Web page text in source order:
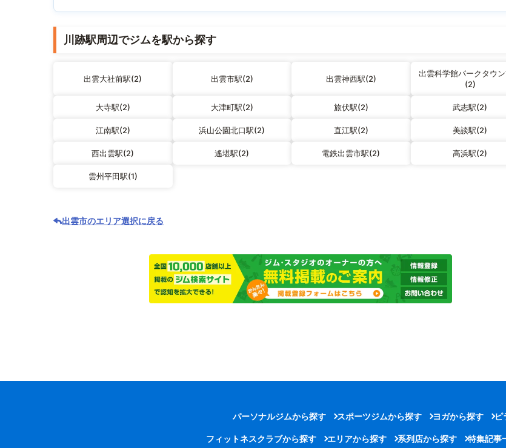
川跡駅周辺でジムを駅から探す
出雲大社前駅(2) 出雲市駅(2) 出雲神西駅(2)
出雲科学館パークタウ
(2)
大寺駅(2) 大津町駅(2) 旅伏駅(2) 武志駅(2)
江南駅(2) 浜山公園北口駅(2) 直江駅(2) 美談駅(2)
西出雲駅(2) 遙堪駅(2) 電鉄出雲市駅(2) 高浜駅(2)
雲州平田駅(1)
出雲市のエリア選択に戻る
パーソナルジムから探す スポーツジムから探す ヨガから探す ピ
フィットネスクラブから探す エリアから探す 系列店から探す 特集記事